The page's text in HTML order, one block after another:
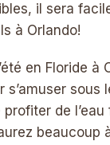
il sera
à Orlando!
en Floride à
s’amuser sous
de
beaucoup